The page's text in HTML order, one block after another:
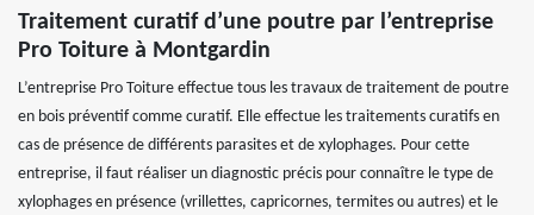
Traitement curatif d’une poutre par l’entreprise
Pro Toiture à Montgardin
L’entreprise Pro Toiture effectue tous les travaux de traitement de poutre
en bois préventif comme curatif. Elle effectue les traitements curatifs en
cas de présence de différents parasites et de xylophages. Pour cette
entreprise, il faut réaliser un diagnostic précis pour connaître le type de
xylophages en présence (vrillettes, capricornes, termites ou autres) et le